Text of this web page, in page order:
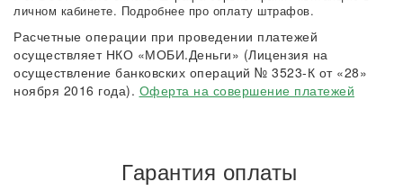
личном кабинете. Подробнее про оплату штрафов.
Расчетные операции при проведении платежей
осуществляет НКО «МОБИ.Деньги» (Лицензия на
осуществление банковских операций № 3523-К от «28»
ноября 2016 года). Оферта на совершение платежей
Гарантия оплаты